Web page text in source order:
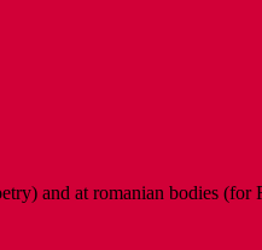
and at romanian bodies